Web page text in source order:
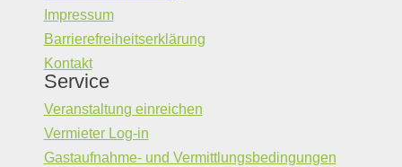
Impressum
Barrierefreiheitserklärung
Kontakt
Service
Veranstaltung einreichen
Vermieter Log-in
Gastaufnahme- und Vermittlungsbedingungen